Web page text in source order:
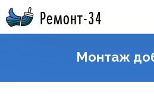
Ремонт-34
Монтаж